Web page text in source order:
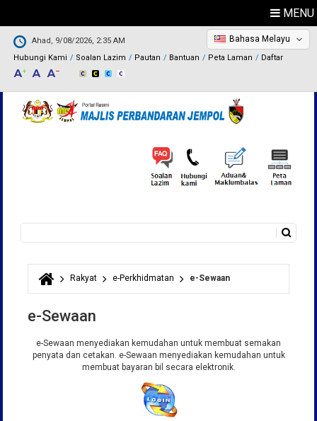
MENU
Ahad, 9/08/2026, 2:35 AM
Hubungi Kami
Soalan Lazim Pautan Bantuan Peta Laman Daftar
Bahasa Melayu
Borang carian
Anda di sini
Rakyat e-Perkhidmatan e-Sewaan
e-Sewaan
e-Sewaan menyediakan kemudahan untuk membuat semakan
penyata dan cetakan. e-Sewaan menyediakan kemudahan untuk
membuat bayaran bil secara elektronik.